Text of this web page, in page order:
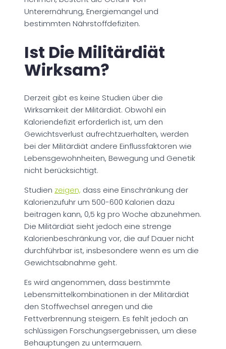
Unterernährung, Energiemangel und
bestimmten Nährstoffdefiziten.
Ist Die Militärdiät
Wirksam?
Derzeit gibt es keine Studien über die
Wirksamkeit der Militärdiät. Obwohl ein
Kaloriendefizit erforderlich ist, um den
Gewichtsverlust aufrechtzuerhalten, werden
bei der Militärdiät andere Einflussfaktoren wie
Lebensgewohnheiten, Bewegung und Genetik
nicht berücksichtigt.
Studien zeigen, dass eine Einschränkung der
Kalorienzufuhr um 500-600 Kalorien dazu
beitragen kann, 0,5 kg pro Woche abzunehmen.
Die Militärdiät sieht jedoch eine strenge
Kalorienbeschränkung vor, die auf Dauer nicht
durchführbar ist, insbesondere wenn es um die
Gewichtsabnahme geht.
Es wird angenommen, dass bestimmte
Lebensmittelkombinationen in der Militärdiät
den Stoffwechsel anregen und die
Fettverbrennung steigern. Es fehlt jedoch an
schlüssigen Forschungsergebnissen, um diese
Behauptungen zu untermauern.